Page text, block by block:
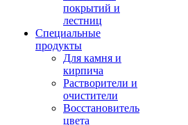
покрытий и
лестниц
Специальные
продукты
Для камня и
кирпича
Растворители и
очистители
Восстановитель
цвета